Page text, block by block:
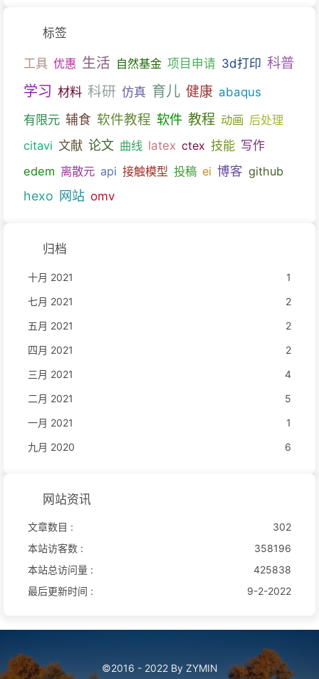
标签
工具 优惠 生活 自然基金 项目申请 3d打印 科普
学习 材料 科研 仿真 育儿 健康 abaqus
有限元 辅食 软件教程 软件 教程 动画 后处理
citavi 文献 论文 曲线 latex ctex 技能 写作
edem 离散元 api 接触模型 投稿 ei 博客 github
hexo 网站 omv
归档
十月 2021
1
七月 2021
2
五月 2021
2
四月 2021
2
三月 2021
4
二月 2021
5
一月 2021
1
九月 2020
6
网站资讯
文章数目 :
302
本站访客数 :
358196
本站总访问量 :
425838
最后更新时间 :
9-2-2022
©2016 - 2022 By ZYMIN